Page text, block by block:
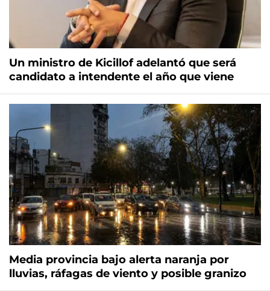
Un ministro de Kicillof adelantó que será
candidato a intendente el año que viene
Media provincia bajo alerta naranja por
lluvias, ráfagas de viento y posible granizo